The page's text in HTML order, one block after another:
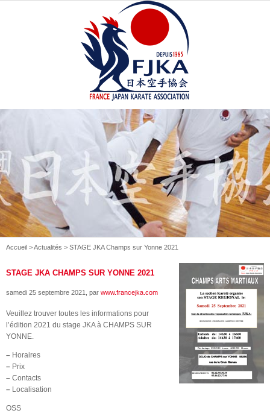
Accueil >Actualités > STAGE JKA Champs sur Yonne 2021
STAGE JKA CHAMPS SUR YONNE 2021
samedi 25 septembre 2021 , par www.francejka.com
Veuillez trouver toutes les informations pour
l’édition 2021 du stage JKA à CHAMPS SUR
YONNE.
– Horaires
– Prix
– Contacts
– Localisation
OSS